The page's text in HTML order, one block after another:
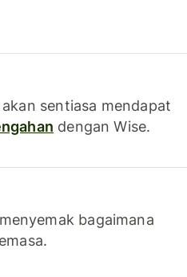
sentiasa mendapat
dengan Wise.
bagaimana